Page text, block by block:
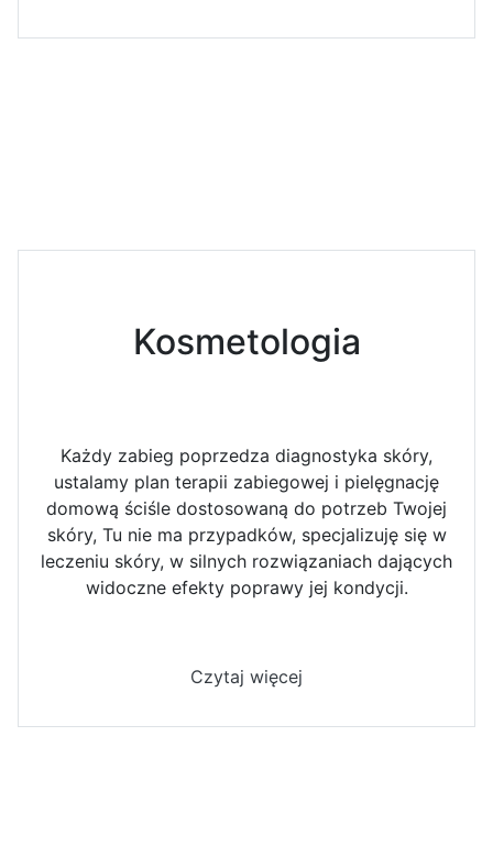
Kosmetologia
Każdy zabieg poprzedza diagnostyka skóry,
ustalamy plan terapii zabiegowej i pielęgnację
domową ściśle dostosowaną do potrzeb Twojej
skóry, Tu nie ma przypadków, specjalizuję się w
leczeniu skóry, w silnych rozwiązaniach dających
widoczne efekty poprawy jej kondycji.
Czytaj więcej